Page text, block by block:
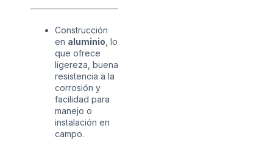
Construcción
en aluminio , lo
que ofrece
ligereza, buena
resistencia a la
corrosión y
facilidad para
manejo o
instalación en
campo.